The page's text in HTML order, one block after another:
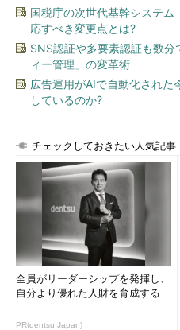
国税庁の次世代基幹システ
応すべき変更点とは?
SNS認証や多要素認証も数
ィー管理」の変革術
広告運用がAIで自動化された
しているのか?
チェックしておきたい人気記事
全員がリーダーシップを発揮し、
自分より優れた人財を育成する
PR(dentsu Japan)